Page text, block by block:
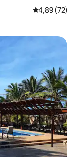
4,89 de
4,89 (72)